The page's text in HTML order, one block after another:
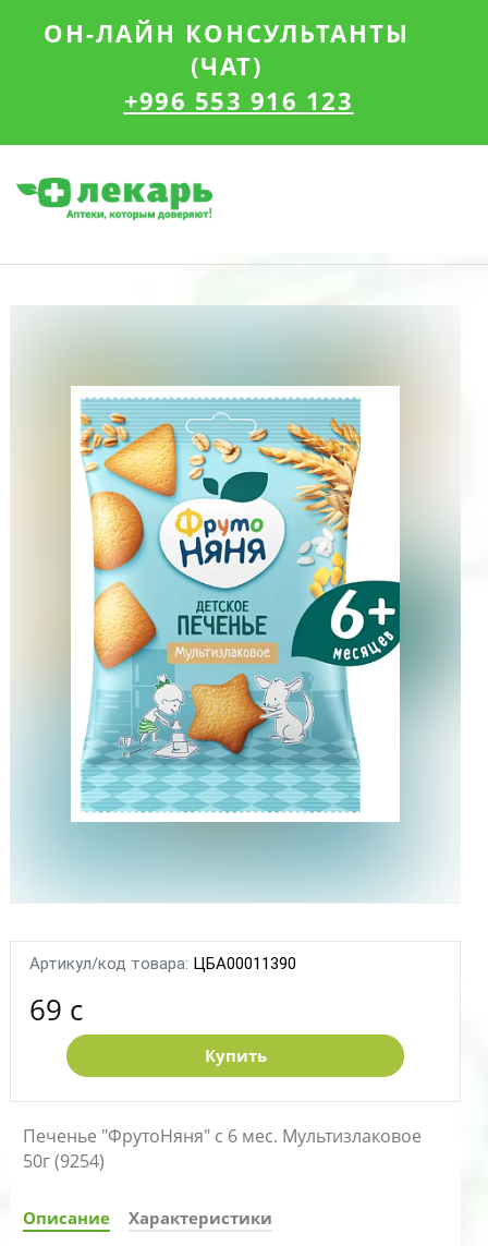
ОН-ЛАЙН КОНСУЛЬТАНТЫ
(ЧАТ)
+996 553 916 123
Артикул/код товара: ЦБА00011390
69 c
Купить
Печенье "ФрутоНяня" с 6 мес. Мультизлаковое
50г (9254)
Описание Характеристики